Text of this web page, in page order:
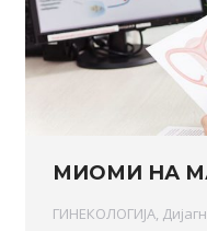
МИОМИ НА
ГИНЕКОЛОГИЈА,